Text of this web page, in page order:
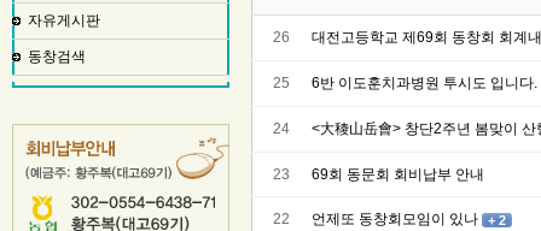
자유게시판
동창검색
26 대전고등학교 제69회 동창회 회계
25 6반 이도훈치과병원 투시도 입니다.
24 <大稜山岳會> 창단2주년 봄맞이
23 69회 동문회 회비납부 안내
22 언제또 동창회모임이 있나 + 2